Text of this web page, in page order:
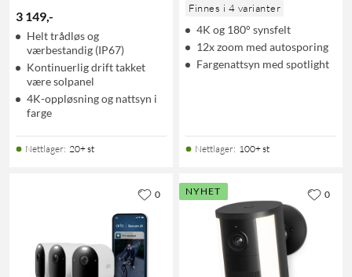
3 149,-
Helt trådløs og
værbestandig (IP67)
Kontinuerlig drift takket
være solpanel
4K-oppløsning og nattsyn i
farge
Nettlager: 20+ st
Finnes i 4 varianter
4K og 180° synsfelt
12x zoom med autosporing
Fargenattsyn med spotlight
Nettlager: 100+ st
0 NYHET 0